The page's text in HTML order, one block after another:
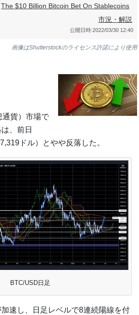
The $10 Billion Bitcoin Bet On Stablecoins
市況・解説
公開日時:2022/03/30 12:40
画像はShutterstockのライセンス許諾により使用
通貨）市場で
、前日
ドル）とやや反落した。
BTC/USD日足
速し、日足レベルで8連続陽線を付